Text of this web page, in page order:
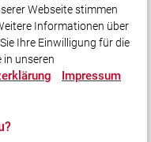
bleiben?
Webseite stimmen
Informationen über
Ihre Einwilligung für die
unseren
Impressum